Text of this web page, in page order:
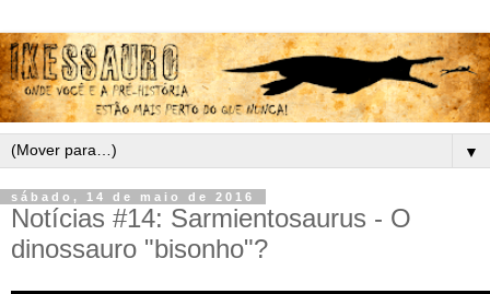
▼
sábado, 14 de maio de 2016
Notícias #14: Sarmientosaurus - O
dinossauro "bisonho"?